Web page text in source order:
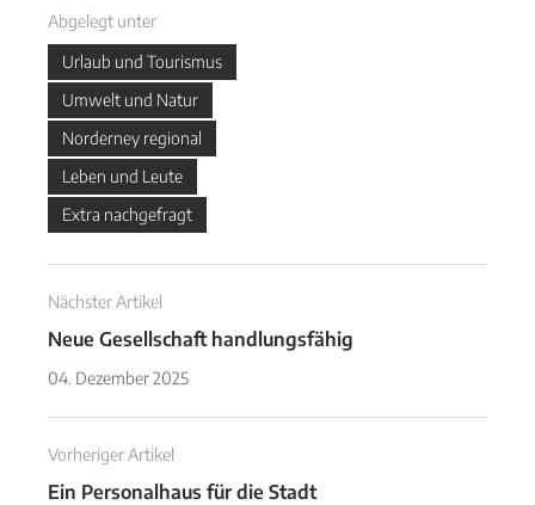
Abgelegt unter
Urlaub und Tourismus
Umwelt und Natur
Norderney regional
Leben und Leute
Extra nachgefragt
Nächster Artikel
Neue Gesellschaft handlungsfähig
04. Dezember 2025
Vorheriger Artikel
Ein Personalhaus für die Stadt